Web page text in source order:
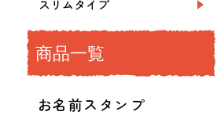
スリムタイプ
商品一覧
お名前スタンプ